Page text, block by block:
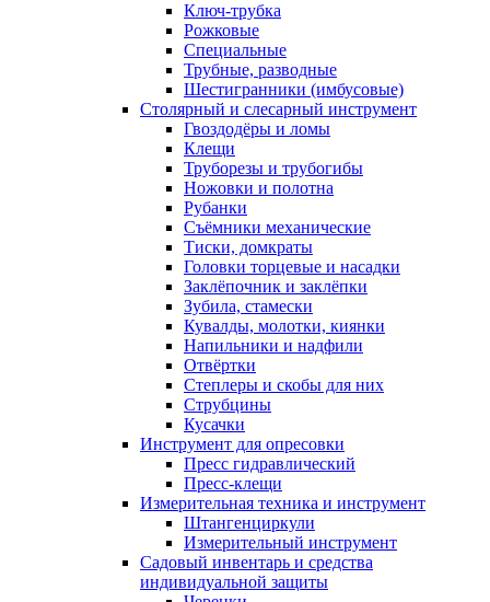
Ключ-трубка
Рожковые
Специальные
Трубные, разводные
Шестигранники (имбусовые)
Столярный и слесарный инструмент
Гвоздодёры и ломы
Клещи
Труборезы и трубогибы
Ножовки и полотна
Рубанки
Съёмники механические
Тиски, домкраты
Головки торцевые и насадки
Заклёпочник и заклёпки
Зубила, стамески
Кувалды, молотки, киянки
Напильники и надфили
Отвёртки
Степлеры и скобы для них
Струбцины
Кусачки
Инструмент для опресовки
Пресс гидравлический
Пресс-клещи
Измерительная техника и инструмент
Штангенциркули
Измерительный инструмент
Садовый инвентарь и средства
индивидуальной защиты